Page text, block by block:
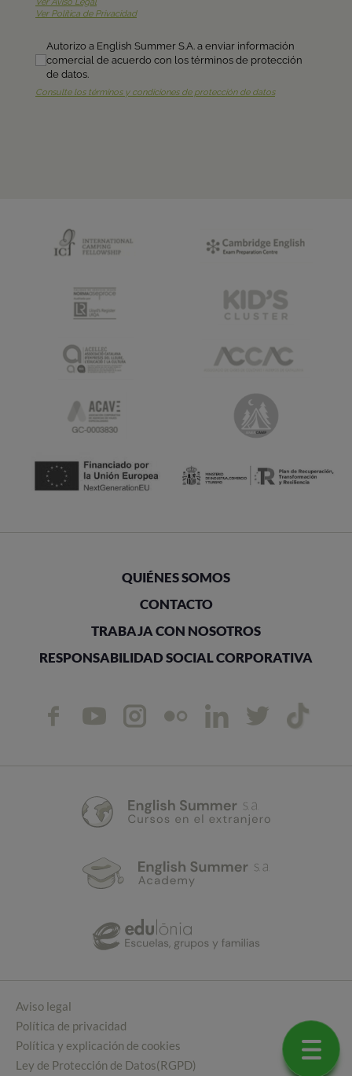
QUIÉNES SOMOS
CONTACTO
TRABAJA CON NOSOTROS
RESPONSABILIDAD SOCIAL CORPORATIVA
Aviso legal
Política de privacidad
Política y explicación de cookies
Ley de Protección de Datos(RGPD)